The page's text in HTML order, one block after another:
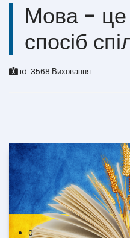
1
2
3
4
5
6
Мова - це
спосіб
id: 3568 Виховання